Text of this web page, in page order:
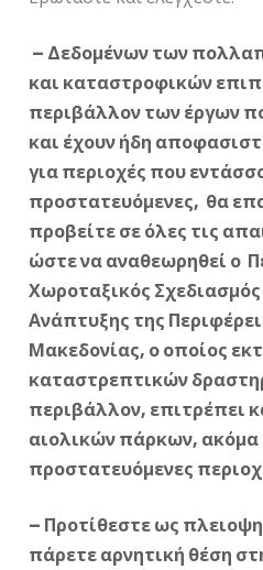
– Δεδομένων των
και καταστροφικών
περιβάλλον των έργων
και έχουν ήδη
για περιοχές που
προστατευόμενες, θα
προβείτε σε όλες τις
ώστε να αναθεωρηθεί ο
Χωροταξικός
Ανάπτυξης της
Μακεδονίας, ο οποίος
καταστρεπτικών
περιβάλλον, επιτρέπει
αιολικών πάρκων, ακόμα
προστατευόμενες
– Προτίθεστε ως
πάρετε αρνητική θέση